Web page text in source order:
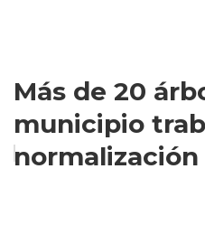
Más de 20
municipio